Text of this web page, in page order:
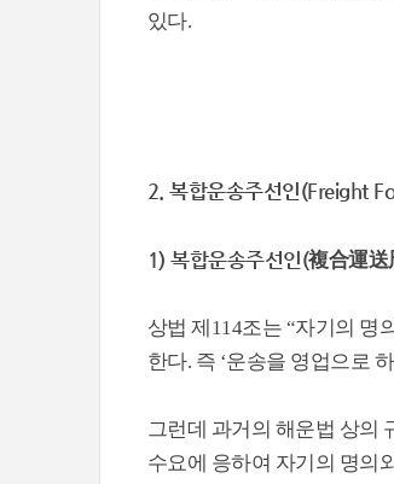
있다.
2. 복합운송주선인(Freight
1) 복합운송주선인(複合運
상법 제114조는 “자기의 명
한다. 즉 ‘운송을 영업으로
그런데 과거의 해운법 상의
수요에 응하여 자기의 명의